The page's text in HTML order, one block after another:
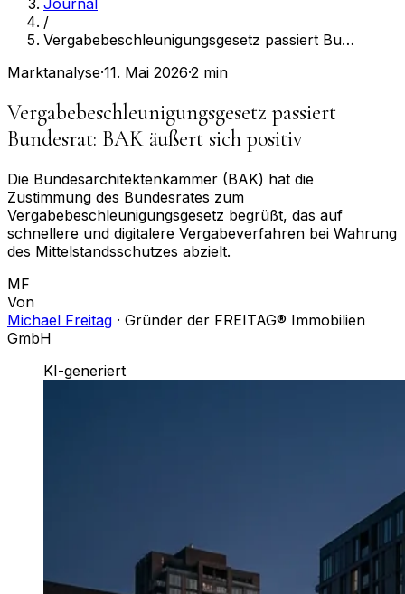
Journal
/
Vergabebeschleunigungsgesetz passiert Bu…
Marktanalyse·11. Mai 2026·2 min
Vergabebeschleunigungsgesetz passiert
Bundesrat: BAK äußert sich positiv
Die Bundesarchitektenkammer (BAK) hat die
Zustimmung des Bundesrates zum
Vergabebeschleunigungsgesetz begrüßt, das auf
schnellere und digitalere Vergabeverfahren bei Wahrung
des Mittelstandsschutzes abzielt.
MF
Von
Michael Freitag · Gründer der FREITAG® Immobilien
GmbH
KI-generiert